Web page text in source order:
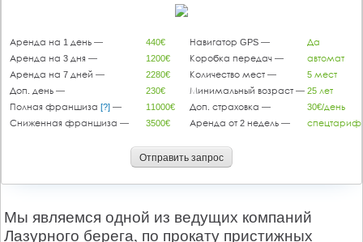
Аренда на 1 день —
Аренда на 3 дня —
Аренда на 7 дней —
Доп. день —
Полная франшиза [?] —
Сниженная франшиза —
440€
1200€
2280€
230€
11000€
3500€
Навигатор GPS —
Коробка передач —
Количество мест —
Минимальный возраст —
Доп. страховка —
Аренда от 2 недель —
Да
автомат
5 мест
25 лет
30€/день
спецтариф
Отправить запрос
Мы являемся одной из ведущих компаний
Лазурного берега, по прокату пристижных